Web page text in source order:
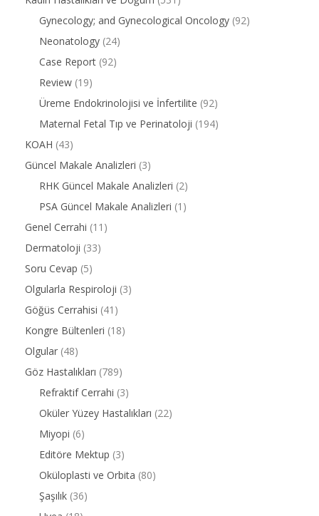
Gynecology; and Gynecological Oncology (92)
Neonatology (24)
Case Report (92)
Review (19)
Üreme Endokrinolojisi ve İnfertilite (92)
Maternal Fetal Tıp ve Perinatoloji (194)
KOAH (43)
Güncel Makale Analizleri (3)
RHK Güncel Makale Analizleri (2)
PSA Güncel Makale Analizleri (1)
Genel Cerrahi (11)
Dermatoloji (33)
Soru Cevap (5)
Olgularla Respiroloji (3)
Göğüs Cerrahisi (41)
Kongre Bültenleri (18)
Olgular (48)
Göz Hastalıkları (789)
Refraktif Cerrahi (3)
Oküler Yüzey Hastalıkları (22)
Miyopi (6)
Editöre Mektup (3)
Oküloplasti ve Orbita (80)
Şaşılık (36)